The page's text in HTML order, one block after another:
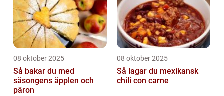
08 oktober 2025
Så bakar du med
säsongens äpplen och
päron
08 oktober 2025
Så lagar du mexikansk
chili con carne